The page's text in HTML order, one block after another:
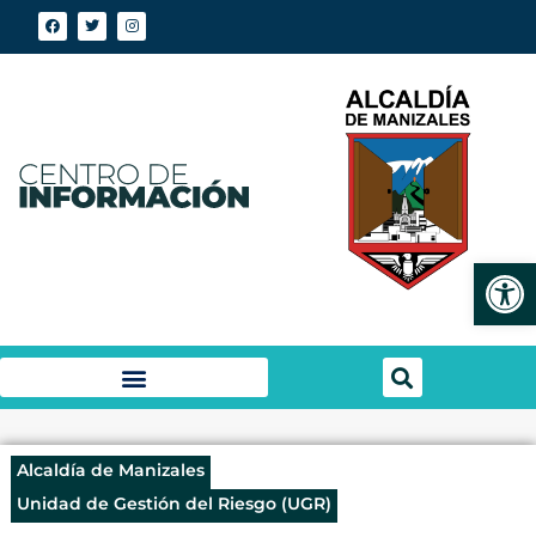
Alcaldía de Manizales
Unidad de Gestión del Riesgo (UGR)